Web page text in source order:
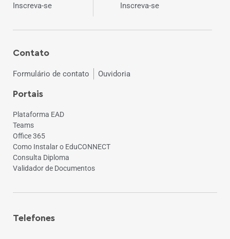
Inscreva-se
Inscreva-se
Contato
Formulário de contato Ouvidoria
Portais
Plataforma EAD
Teams
Office 365
Como Instalar o EduCONNECT
Consulta Diploma
Validador de Documentos
Telefones